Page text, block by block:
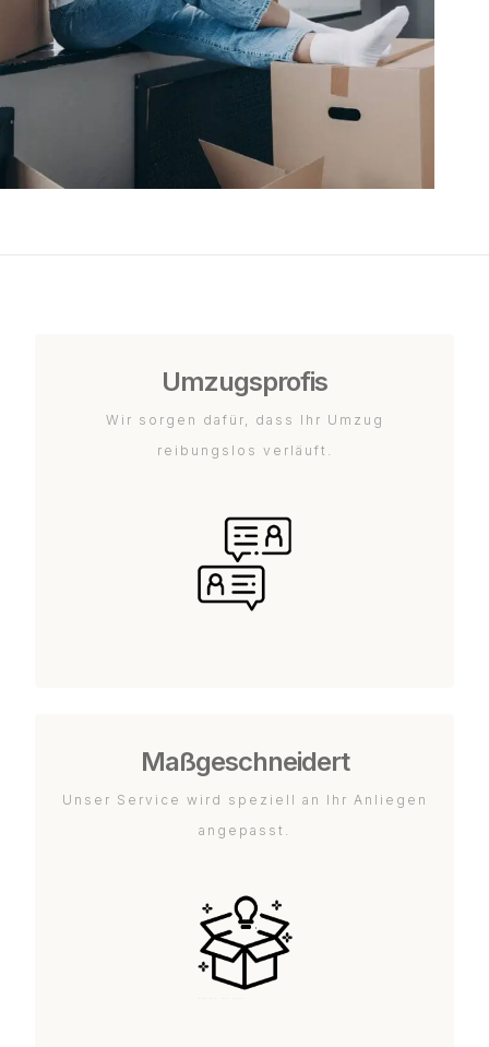
Umzugsprofis
Wir sorgen dafür, dass Ihr Umzug
reibungslos verläuft.
Maßgeschneidert
Unser Service wird speziell an Ihr Anliegen
angepasst.